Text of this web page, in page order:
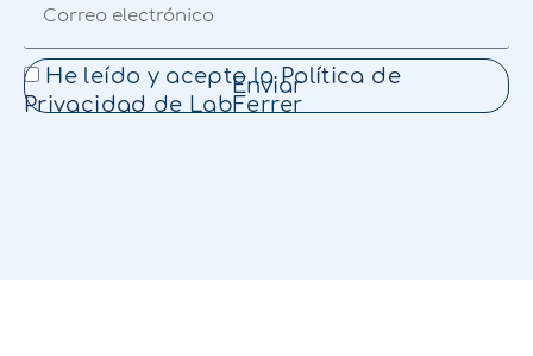
He leído y acepto la Política de
Privacidad de LabFerrer
Enviar